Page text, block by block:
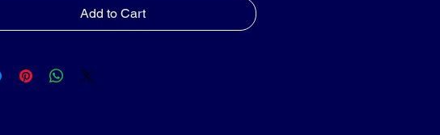
Add to Cart